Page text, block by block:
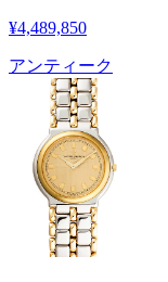
¥4,489,850
アンティーク